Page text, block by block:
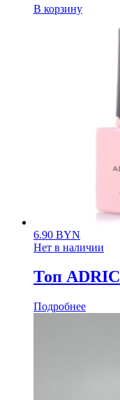
В корзину
6.90 BYN
Нет в наличии
Топ
Подробнее